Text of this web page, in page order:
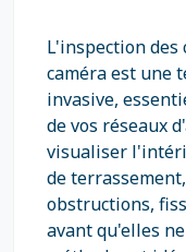
L'inspection des
caméra est une
invasive,
de vos réseaux
visualiser
de
obstructions,
avant qu'elles